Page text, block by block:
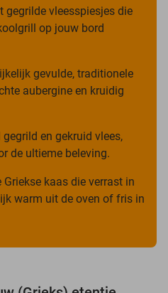
gegrilde vleesspiesjes die
op jouw bord
gevulde, traditionele
aubergine en kruidig
en gekruid vlees,
de ultieme beleving.
Griekse kaas die verrast in
warm uit de oven of fris in